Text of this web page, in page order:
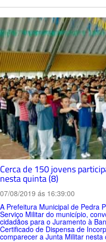
Cerca de 150 jovens
nesta quinta (8)
07/08/2019 ás 16:39:00
A Prefeitura Municipal de Pedra
Serviço Militar do município,
cidadãos para o Juramento à
Certificado de Dispensa de
comparecer a Junta Militar nesta